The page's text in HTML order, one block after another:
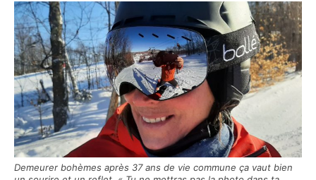
Demeurer bohèmes après 37 ans de vie commune ça vaut bien